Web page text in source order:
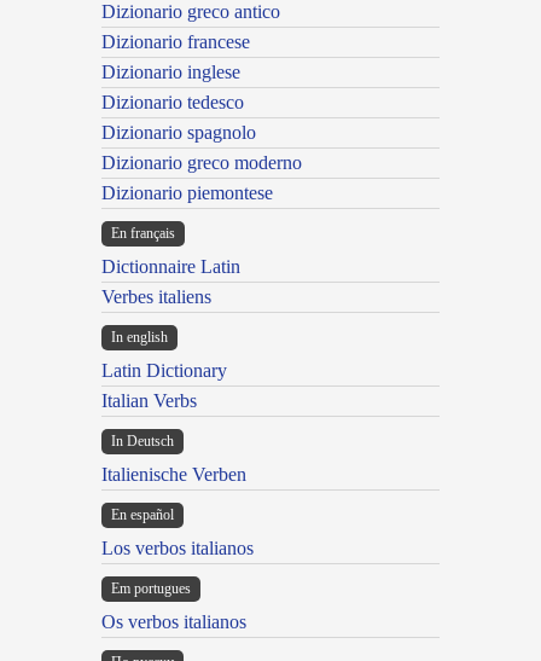
Dizionario greco antico
Dizionario francese
Dizionario inglese
Dizionario tedesco
Dizionario spagnolo
Dizionario greco moderno
Dizionario piemontese
En français
Dictionnaire Latin
Verbes italiens
In english
Latin Dictionary
Italian Verbs
In Deutsch
Italienische Verben
En español
Los verbos italianos
Em portugues
Os verbos italianos